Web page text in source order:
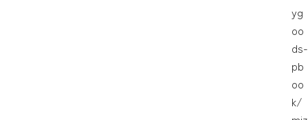
yg
oo
ds-
pb
oo
k/